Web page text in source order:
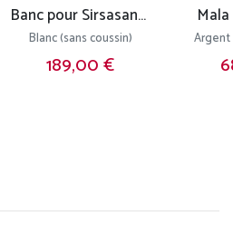
Banc pour Sirsasana (la posture reine)
Blanc (sans coussin)
189,00 €
Argent